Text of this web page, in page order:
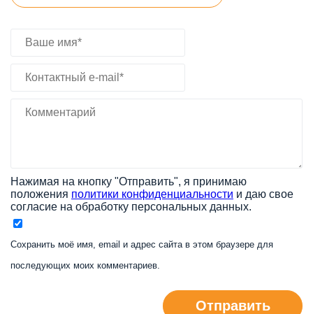
Нажимая на кнопку "Отправить", я принимаю
положения политики конфиденциальности и даю свое
согласие на обработку персональных данных.
Сохранить моё имя, email и адрес сайта в этом браузере для
последующих моих комментариев.
Отправить